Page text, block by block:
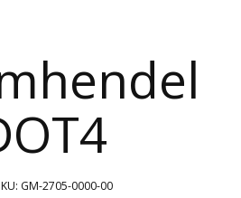
GM-2705-0000-00